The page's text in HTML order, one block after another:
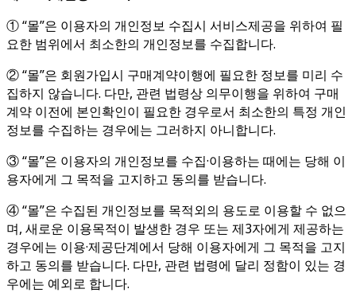
① “몰”은 이용자의 개인정보 수집시 서비스제공을 위하여 필
요한 범위에서 최소한의 개인정보를 수집합니다.
② “몰”은 회원가입시 구매계약이행에 필요한 정보를 미리 수
집하지 않습니다. 다만, 관련 법령상 의무이행을 위하여 구매
계약 이전에 본인확인이 필요한 경우로서 최소한의 특정 개인
정보를 수집하는 경우에는 그러하지 아니합니다.
③ “몰”은 이용자의 개인정보를 수집·이용하는 때에는 당해 이
용자에게 그 목적을 고지하고 동의를 받습니다.
④ “몰”은 수집된 개인정보를 목적외의 용도로 이용할 수 없으
며, 새로운 이용목적이 발생한 경우 또는 제3자에게 제공하는
경우에는 이용·제공단계에서 당해 이용자에게 그 목적을 고지
하고 동의를 받습니다. 다만, 관련 법령에 달리 정함이 있는 경
우에는 예외로 합니다.